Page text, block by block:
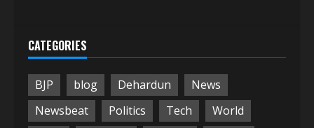
CATEGORIES
BJP blog Dehardun
News
Newsbeat
Politics Tech
World